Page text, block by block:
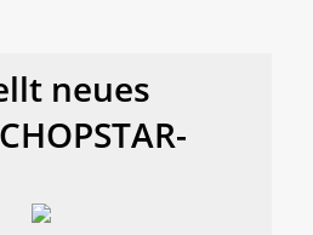
neues